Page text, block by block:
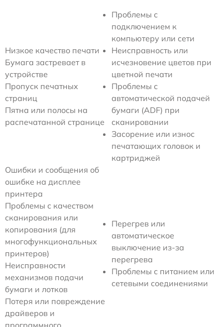
Низкое качество печати
Бумага застревает в
устройстве
Пропуск печатных
страниц
Пятна или полосы на
распечатанной странице
Проблемы с
подключением к
компьютеру или сети
Неисправность или
исчезновение цветов при
цветной печати
Проблемы с
автоматической подачей
бумаги (ADF) при
сканировании
Засорение или износ
печатающих головок и
картриджей
Ошибки и сообщения об
ошибке на дисплее
принтера
Проблемы с качеством
сканирования или
копирования (для
многофункциональных
принтеров)
Неисправности
механизмов подачи
бумаги и лотков
Потеря или повреждение
драйверов и
Перегрев или
автоматическое
выключение из-за
перегрева
Проблемы с питанием или
сетевыми соединениями